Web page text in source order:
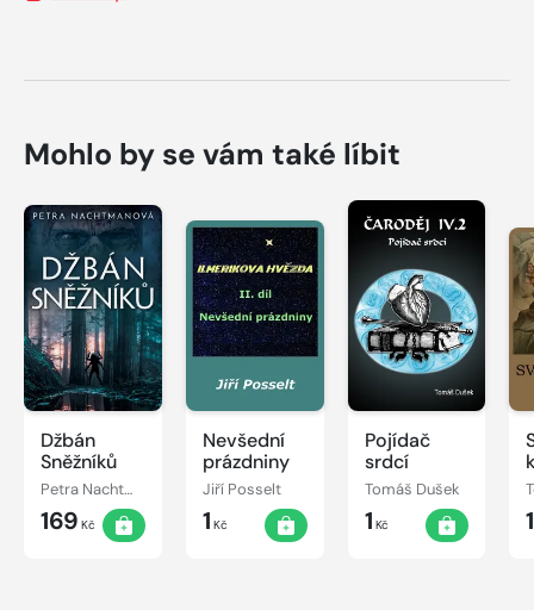
Mohlo by se vám také líbit
Džbán
Sněžníků
Petra Nachtmanová
169 Kč
Nevšední
prázdniny
Jiří Posselt
1 Kč
Pojídač
srdcí
Tomáš Dušek
1 Kč